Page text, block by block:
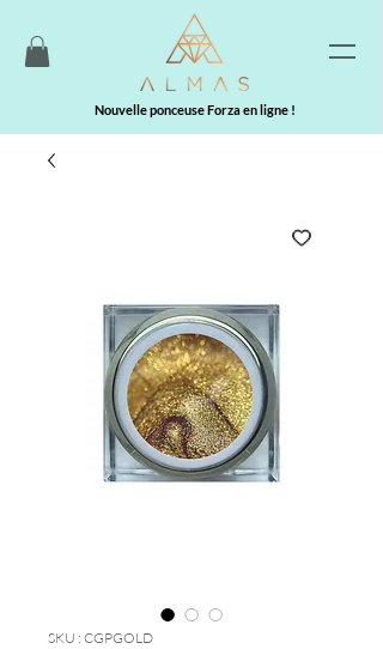
Nouvelle ponceuse Forza en ligne !
SKU : CGPGOLD